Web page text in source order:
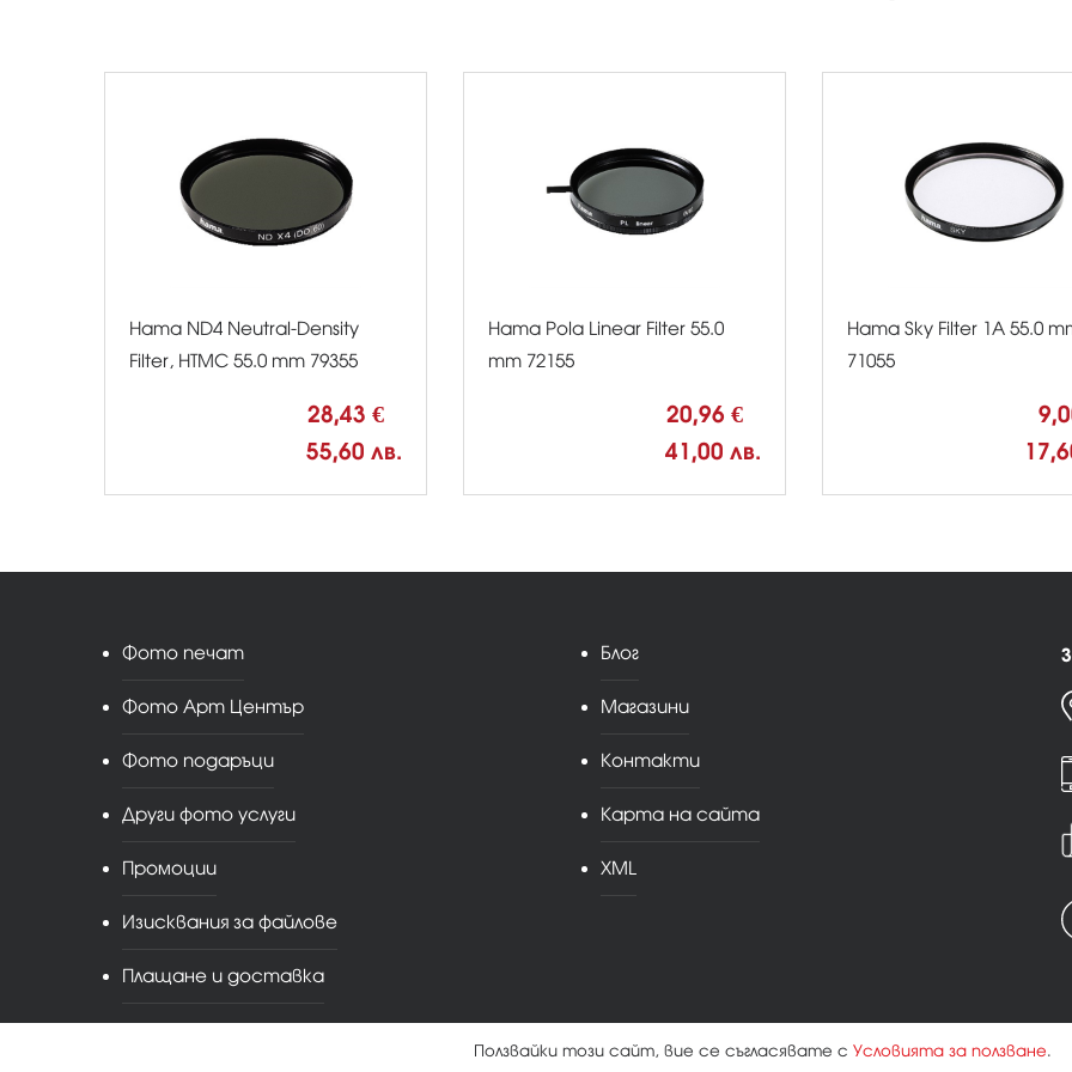
Hama ND4 Neutral-Density
Filter, HTMC 55.0 mm 79355
28,43 €
55,60 лв.
Hama Pola Linear Filter 55.0
mm 72155
20,96 €
41,00 лв.
Hama Sky Filter 1A 55.0
71055
Фото печат
Фото Арт Център
Фото подаръци
Други фото услуги
Промоции
Изисквания за файлове
Плащане и доставка
Блог
Магазини
Контакти
Карта на сайта
XML
Ползвайки този сайт, вие се съгласявате с Условията за ползване.